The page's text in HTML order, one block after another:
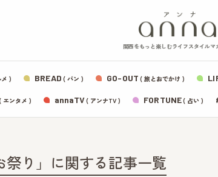
関西をもっと楽しむライフスタイルマ
) BREAD ( パン ) GO-OUT ( 旅とおでかけ )
エンタメ ) annaTV( アンナTV ) FORTUNE( 占い )
祭り」に関する記事一覧